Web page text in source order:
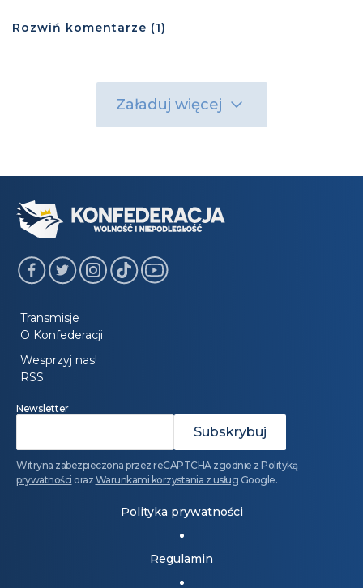
Rozwiń komentarze (1)
Załaduj więcej
Transmisje
O Konfederacji
Wesprzyj nas!
RSS
Newsletter
Witryna zabezpieczona przez reCAPTCHA zgodnie z Polityką
prywatności oraz Warunkami korzystania z usług Google.
Polityka prywatności
Regulamin